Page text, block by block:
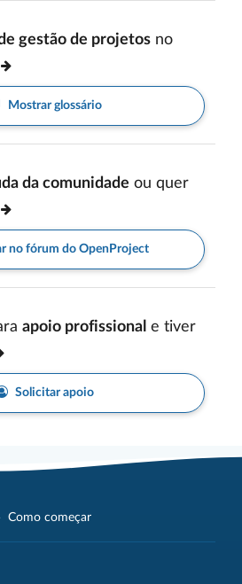
gestão de projetos no
Mostrar glossário
da comunidade ou quer
no fórum do OpenProject
apoio profissional e tiver
Solicitar apoio
Como começar